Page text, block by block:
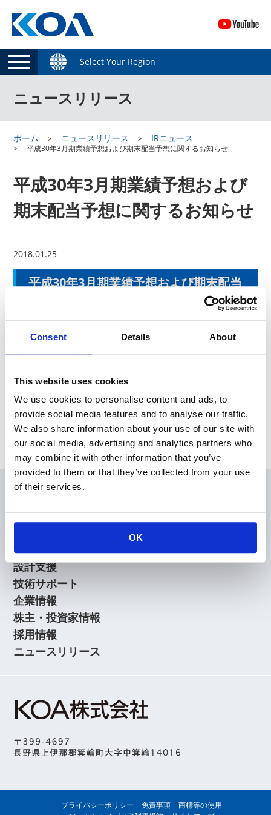
Consent Details About
This website uses cookies
We use cookies to personalise content and ads, to
provide social media features and to analyse our traffic.
We also share information about your use of our site with
our social media, advertising and analytics partners who
may combine it with other information that you’ve
provided to them or that they’ve collected from your use
of their services.
OK
Select Your Region
ニュースリリース
ホーム ニュースリリース IRニュース
平成30年3月期業績予想および期末配当予想に関するお知らせ
平成30年3月期業績予想および
期末配当予想に関するお知らせ
2018.01.25
平成30年3月期業績予想および期末配当
本日、東京証券取引所にて「平成30年3月期業績予想および期末
配当予想に関するお知らせ」を発表しました。
Archive
製品情報
アプリケーションガイド
設計支援
技術サポート
企業情報
株主・投資家情報
採用情報
ニュースリリース
プライバシーポリシー 免責事項
商標等の使用